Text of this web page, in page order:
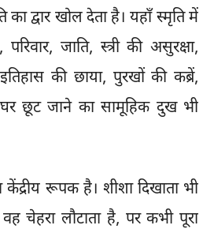
द्वार खोल देता है। यहाँ स्मृति में
जाति, स्त्री की असुरक्षा,
की छाया, पुरखों की कब्रें,
छूट जाने का सामूहिक दुख भी
रूपक है। शीशा दिखाता भी
चेहरा लौटाता है, पर कभी पूरा